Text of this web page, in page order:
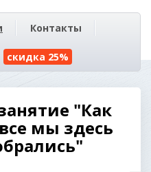
Контакты
скидка 25%
"Как
мы здесь